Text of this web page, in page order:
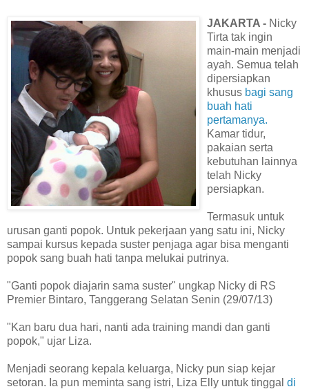
JAKARTA - Nicky
Tirta tak ingin
main-main menjadi
ayah. Semua telah
dipersiapkan
khusus bagi sang
buah hati
pertamanya.
Kamar tidur,
pakaian serta
kebutuhan lainnya
telah Nicky
persiapkan.
Termasuk untuk
urusan ganti popok. Untuk pekerjaan yang satu ini, Nicky
sampai kursus kepada suster penjaga agar bisa menganti
popok sang buah hati tanpa melukai putrinya.
"Ganti popok diajarin sama suster" ungkap Nicky di RS
Premier Bintaro, Tanggerang Selatan Senin (29/07/13)
"Kan baru dua hari, nanti ada training mandi dan ganti
popok," ujar Liza.
Menjadi seorang kepala keluarga, Nicky pun siap kejar
setoran. Ia pun meminta sang istri, Liza Elly untuk tinggal di